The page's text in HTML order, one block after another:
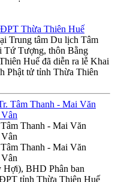
Thừa Thiên Huế
Trung tâm Du lịch Tâm
Tứ Tượng, thôn Bằng
Huế đã diễn ra lễ Khai
Phật tử tỉnh Thừa Thiên
Thanh - Mai Văn
Thanh - Mai Văn
Hợi), BHD Phân ban
tỉnh Thừa Thiên Huế